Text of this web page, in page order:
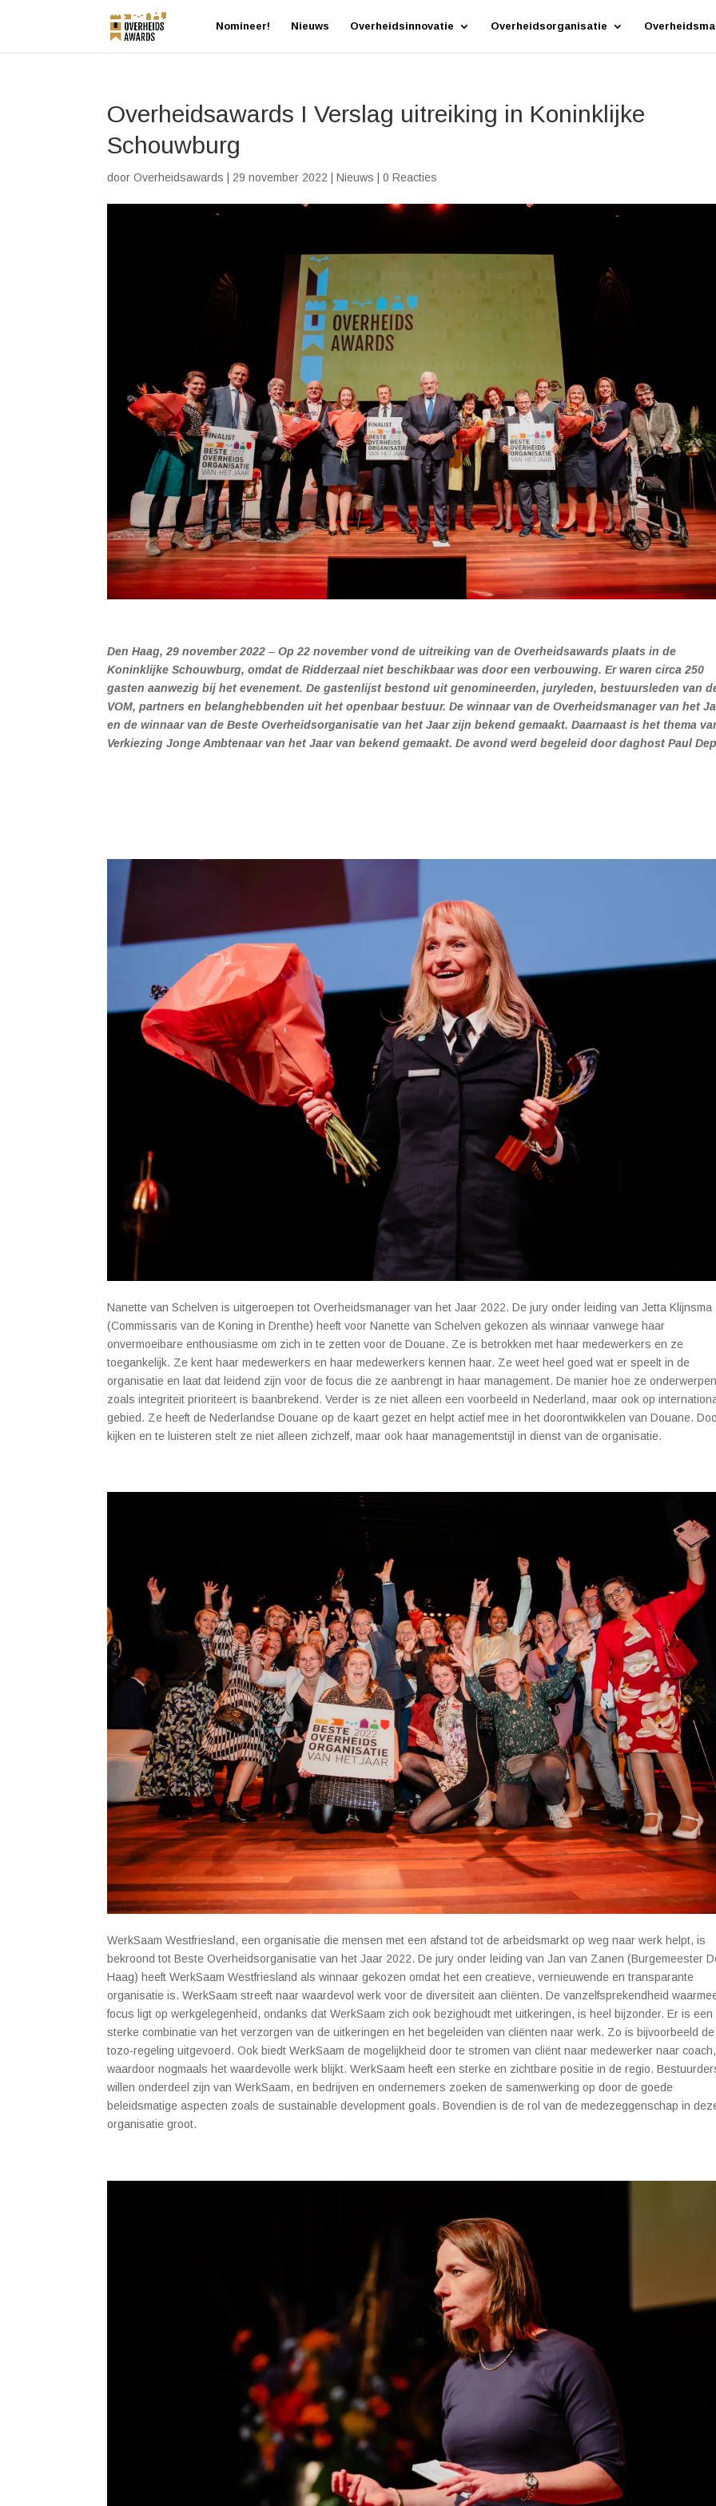
Nomineer! Nieuws Overheidsinnovatie Overheidsorganisatie
Overheidsawards I Verslag uitreiking in Koninklijke
Schouwburg
doorOverheidsawards 29 november 2022 |Nieuws |0 Reacties
Den Haag, 29 november 2022– Op 22 november vond de uitreiking van de Overheidsawards plaats in de
Koninklijke Schouwburg, omdat de Ridderzaal niet beschikbaar was door een verbouwing. Er waren circa 250
gasten aanwezig bij het evenement. De gastenlijst bestond uit genomineerden, juryleden, bestuursleden van
VOM, partners en belanghebbenden uit het openbaar bestuur. De winnaar van de Overheidsmanager van het
en de winnaar van de Beste Overheidsorganisatie van het Jaar zijn bekend gemaakt. Daarnaast is het thema
Verkiezing Jonge Ambtenaar van het Jaar van bekend gemaakt. De avond werd begeleid door daghost Paul
Nanette van Schelven is uitgeroepen tot Overheidsmanager van het Jaar 2022. De jury onder leiding van Jetta Klijnsma
(Commissaris van de Koning in Drenthe) heeft voor Nanette van Schelven gekozen als winnaar vanwege haar
onvermoeibare enthousiasme om zich in te zetten voor de Douane. Ze is betrokken met haar medewerkers en ze
toegankelijk. Ze kent haar medewerkers en haar medewerkers kennen haar. Ze weet heel goed wat er speelt in de
organisatie en laat dat leidend zijn voor de focus die ze aanbrengt in haar management. De manier hoe ze onderwerpen
zoals integriteit prioriteert is baanbrekend. Verder is ze niet alleen een voorbeeld in Nederland, maar ook op
gebied. Ze heeft de Nederlandse Douane op de kaart gezet en helpt actief mee in het doorontwikkelen van Douane.
kijken en te luisteren stelt ze niet alleen zichzelf, maar ook haar managementstijl in dienst van de organisatie.
WerkSaam Westfriesland, een organisatie die mensen met een afstand tot de arbeidsmarkt op weg naar werk helpt, is
bekroond tot Beste Overheidsorganisatie van het Jaar 2022. De jury onder leiding van Jan van Zanen (Burgemeester
Haag) heeft WerkSaam Westfriesland als winnaar gekozen omdat het een creatieve, vernieuwende en transparante
organisatie is. WerkSaam streeft naar waardevol werk voor de diversiteit aan cliënten. De vanzelfsprekendheid
focus ligt op werkgelegenheid, ondanks dat WerkSaam zich ook bezighoudt met uitkeringen, is heel bijzonder. Er is een
sterke combinatie van het verzorgen van de uitkeringen en het begeleiden van cliënten naar werk. Zo is bijvoorbeeld de
tozo-regeling uitgevoerd. Ook biedt WerkSaam de mogelijkheid door te stromen van cliënt naar medewerker naar coach,
waardoor nogmaals het waardevolle werk blijkt. WerkSaam heeft een sterke en zichtbare positie in de regio.
willen onderdeel zijn van WerkSaam, en bedrijven en ondernemers zoeken de samenwerking op door de goede
beleidsmatige aspecten zoals de sustainable development goals. Bovendien is de rol van de medezeggenschap in
organisatie groot.